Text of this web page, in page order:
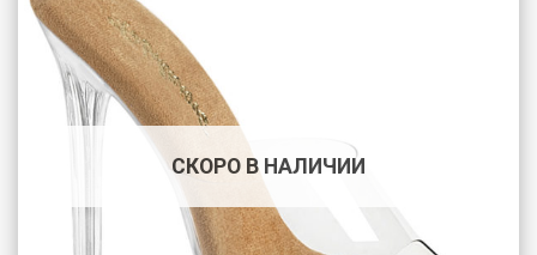
СКОРО В НАЛИЧИИ